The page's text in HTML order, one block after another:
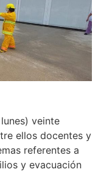
veinte
ellos docentes y
referentes a
y evacuación